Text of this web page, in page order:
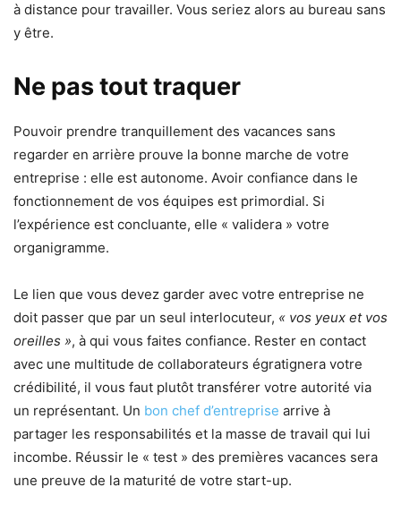
à distance pour travailler. Vous seriez alors au bureau sans
y être.
Ne pas tout traquer
Pouvoir prendre tranquillement des vacances sans
regarder en arrière prouve la bonne marche de votre
entreprise : elle est autonome. Avoir confiance dans le
fonctionnement de vos équipes est primordial. Si
l’expérience est concluante, elle « validera » votre
organigramme.
Le lien que vous devez garder avec votre entreprise ne
doit passer que par un seul interlocuteur, « vos yeux et vos
oreilles », à qui vous faites confiance. Rester en contact
avec une multitude de collaborateurs égratignera votre
crédibilité, il vous faut plutôt transférer votre autorité via
un représentant. Un bon chef d’entreprise arrive à
partager les responsabilités et la masse de travail qui lui
incombe. Réussir le « test » des premières vacances sera
une preuve de la maturité de votre start-up.